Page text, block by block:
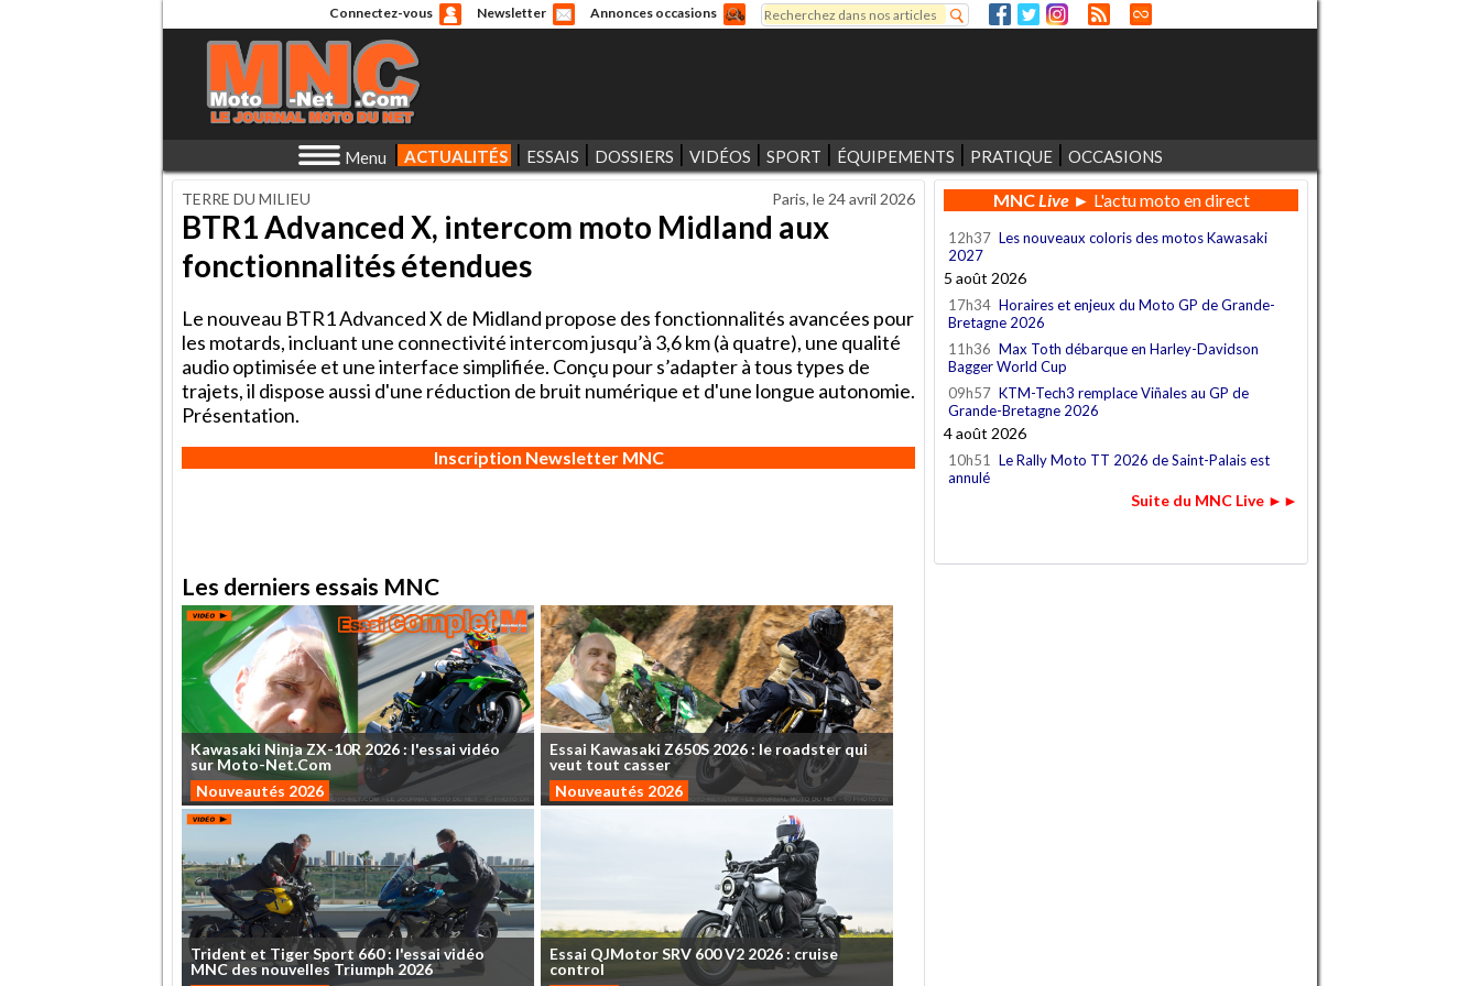
Connectez-vous Newsletter Annonces occasions
Formulaire de recherche
Rechercher
Menu ACTUALITÉS ESSAIS DOSSIERS VIDÉOS SPORT ÉQUIPEMENTS PRATIQUE OCCASIONS
TERRE DU MILIEU Paris, le 24 avril 2026
BTR1 Advanced X, intercom moto Midland aux
fonctionnalités étendues
Le nouveau BTR1 Advanced X de Midland propose des fonctionnalités avancées pour
les motards, incluant une connectivité intercom jusqu’à 3,6 km (à quatre), une qualité
audio optimisée et une interface simplifiée. Conçu pour s’adapter à tous types de
trajets, il dispose aussi d'une réduction de bruit numérique et d'une longue autonomie.
Présentation.
Inscription Newsletter MNC
Les derniers essais MNC
Kawasaki NinjaZX-10R 2026 : l'essai vidéo
sur Moto-Net.Com
Nouveautés 2026
Essai Kawasaki Z650S2026: le roadster qui
veut tout casser
Nouveautés 2026
Trident et TigerSport 660: l'essaividéo
MNCdesnouvelles Triumph2026
Essai QJMotorSRV 600V2 2026: cruise
control
MNCLive► L'actu moto en direct
12h37 Les nouveaux coloris des motos Kawasaki
2027
5 août 2026
17h34 Horaires et enjeux du Moto GP de Grande-
Bretagne 2026
11h36 Max Toth débarque en Harley-Davidson
Bagger World Cup
09h57 KTM-Tech3 remplace Viñales au GP de
Grande-Bretagne 2026
4 août 2026
10h51
Le Rally Moto TT 2026 de Saint-Palais est
annulé
Suite du MNC Live ►►